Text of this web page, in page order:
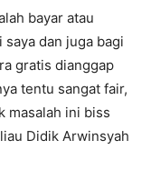
bayar atau
dan juga bagi
gratis dianggap
tentu sangat fair,
masalah ini biss
Didik Arwinsyah